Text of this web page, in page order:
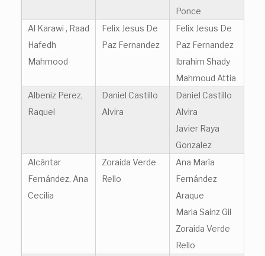
Ponce
Al Karawi , Raad
Hafedh
Mahmood
Felix Jesus De
Paz Fernandez
Felix Jesus De
Paz Fernandez
Ibrahim Shady
Mahmoud Attia
Albeniz Perez,
Raquel
Daniel Castillo
Alvira
Daniel Castillo
Alvira
Javier Raya
Gonzalez
Alcántar
Fernández, Ana
Cecilia
Zoraida Verde
Rello
Ana María
Fernández
Araque
Maria Sainz Gil
Zoraida Verde
Rello